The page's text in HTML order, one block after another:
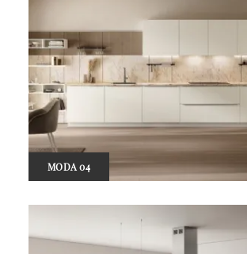
MODA 04